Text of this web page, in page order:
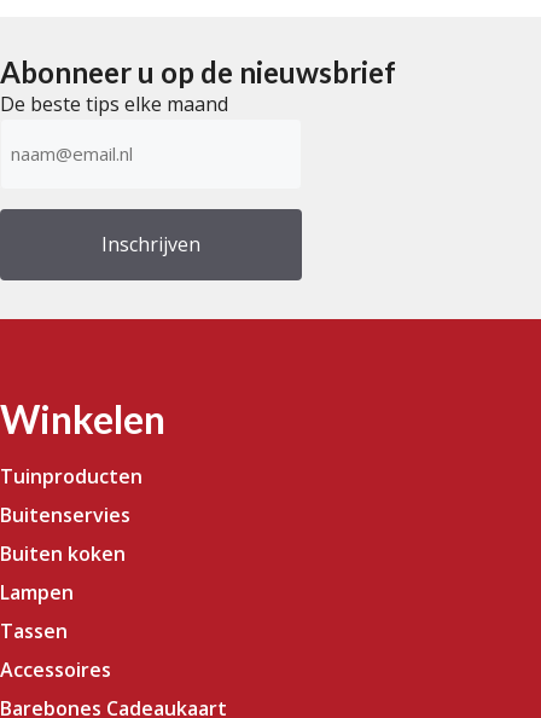
Abonneer u op de nieuwsbrief
De beste tips elke maand
mailadres
Winkelen
Tuinproducten
Buitenservies
Buiten koken
Lampen
Tassen
Accessoires
Barebones Cadeaukaart